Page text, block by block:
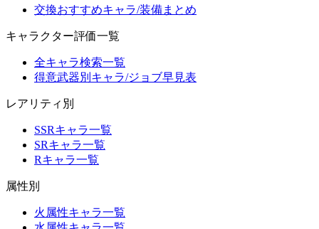
交換おすすめキャラ/装備まとめ
キャラクター評価一覧
全キャラ検索一覧
得意武器別キャラ/ジョブ早見表
レアリティ別
SSRキャラ一覧
SRキャラ一覧
Rキャラ一覧
属性別
火属性キャラ一覧